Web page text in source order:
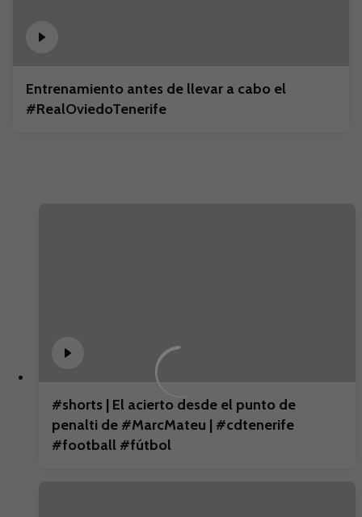
Entrenamiento antes de llevar a cabo el
#RealOviedoTenerife
#shorts | El acierto desde el punto de
penalti de #MarcMateu | #cdtenerife
#football #fútbol